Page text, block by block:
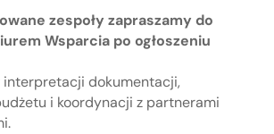
zespoły zapraszamy do
Wsparcia po ogłoszeniu
interpretacji dokumentacji,
i koordynacji z partnerami